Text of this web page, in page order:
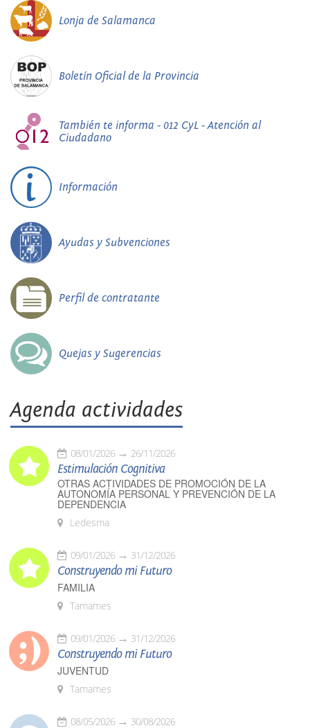
Lonja de Salamanca
Boletín Oficial de la Provincia
También te informa - 012 CyL - Atención al
Ciudadano
Información
Ayudas y Subvenciones
Perfil de contratante
Quejas y Sugerencias
Agenda actividades
08/01/2026 26/11/2026
Estimulación Cognitiva
OTRAS ACTIVIDADES DE PROMOCIÓN DE LA
AUTONOMÍA PERSONAL Y PREVENCIÓN DE LA
DEPENDENCIA
Ledesma
09/01/2026 31/12/2026
Construyendo mi Futuro
FAMILIA
Tamames
09/01/2026 31/12/2026
Construyendo mi Futuro
JUVENTUD
Tamames
08/05/2026 30/08/2026